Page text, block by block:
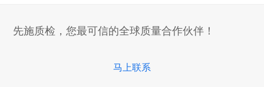
先施质检，您最可信的全球质量合作伙伴！
马上联系